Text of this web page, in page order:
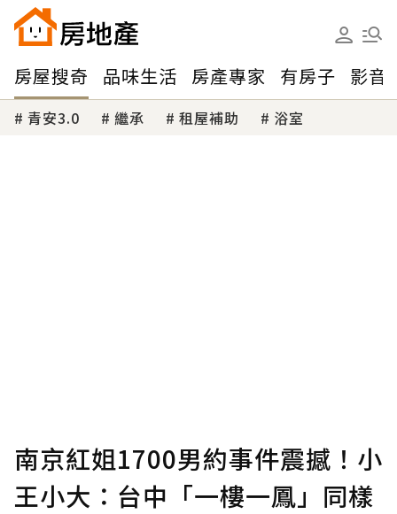
房屋搜奇 品味生活 房產專家 有房子 影音
青安3.0 繼承 租屋補助 浴室
南京紅姐1700男約事件震撼！小
王小大：台中「一樓一鳳」同樣